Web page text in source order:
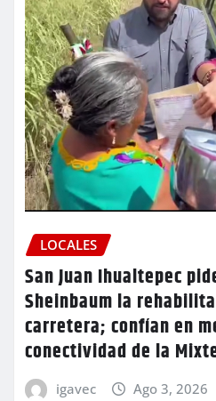
LOCALES
San Juan Ihualtepec
Sheinbaum la
carretera; confían en
conectividad de la
igavec Ago 3, 2026